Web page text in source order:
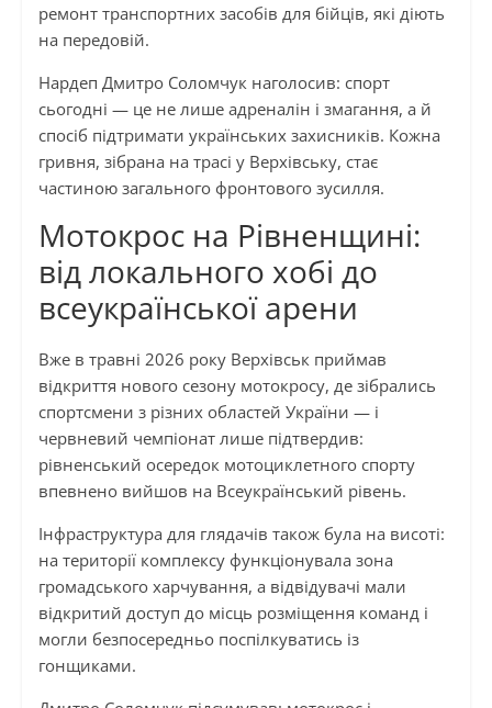
ремонт транспортних засобів для бійців, які діють
на передовій.
Нардеп Дмитро Соломчук наголосив: спорт
сьогодні — це не лише адреналін і змагання, а й
спосіб підтримати українських захисників. Кожна
гривня, зібрана на трасі у Верхівську, стає
частиною загального фронтового зусилля.
Мотокрос на Рівненщині:
від локального хобі до
всеукраїнської арени
Вже в травні 2026 року Верхівськ приймав
відкриття нового сезону мотокросу, де зібрались
спортсмени з різних областей України — і
червневий чемпіонат лише підтвердив:
рівненський осередок мотоциклетного спорту
впевнено вийшов на Всеукраїнський рівень.
Інфраструктура для глядачів також була на висоті:
на території комплексу функціонувала зона
громадського харчування, а відвідувачі мали
відкритий доступ до місць розміщення команд і
могли безпосередньо поспілкуватись із
гонщиками.